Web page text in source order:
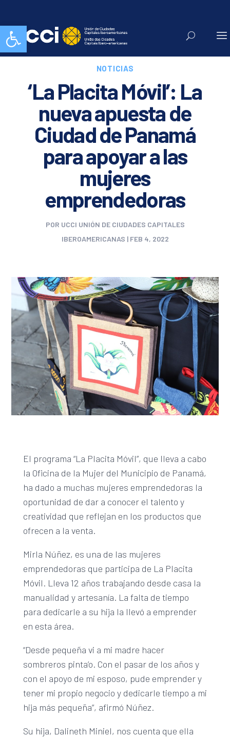
Abrir barra de herramientas
NOTICIAS
‘La Placita Móvil’: La
nueva apuesta de
Ciudad de Panamá
para apoyar a las
mujeres
emprendedoras
POR UCCI UNIÓN DE CIUDADES CAPITALES
IBEROAMERICANAS | FEB 4, 2022
El programa “La Placita Móvil”, que lleva a cabo
la Oficina de la Mujer del Municipio de Panamá,
ha dado a muchas mujeres emprendedoras la
oportunidad de dar a conocer el talento y
creatividad que reflejan en los productos que
ofrecen a la venta.
Mirla Núñez, es una de las mujeres
emprendedoras que participa de La Placita
Móvil. Lleva 12 años trabajando desde casa la
manualidad y artesanía. La falta de tiempo
para dedicarle a su hija la llevó a emprender
en esta área.
“Desde pequeña vi a mi madre hacer
sombreros pinta’o. Con el pasar de los años y
con el apoyo de mi esposo, pude emprender y
tener mi propio negocio y dedicarle tiempo a mi
hija más pequeña”, afirmó Núñez.
Su hija, Dalineth Miniel, nos cuenta que ella